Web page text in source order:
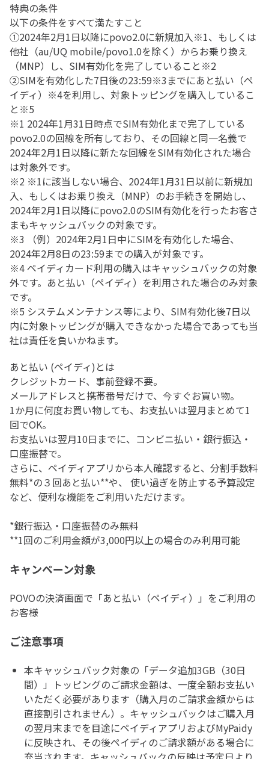
特典の条件
以下の条件をすべて満たすこと
①2024年2月1日以降にpovo2.0に新規加入※1、もしくは
他社（au/UQ mobile/povo1.0を除く）からお乗り換え
（MNP）し、SIM有効化を完了していること※2
②SIMを有効化した7日後の23:59※3までにあと払い（ペ
イディ）※4を利用し、対象トッピングを購入しているこ
と※5
※1 2024年1月31日時点でSIM有効化まで完了している
povo2.0の回線を所有しており、その回線と同一名義で
2024年2月1日以降に新たな回線をSIM有効化された場合
は対象外です。
※2 ※1に該当しない場合、2024年1月31日以前に新規加
入、もしくはお乗り換え（MNP）のお手続きを開始し、
2024年2月1日以降にpovo2.0のSIM有効化を行ったお客さ
まもキャッシュバックの対象です。
※3 （例）2024年2月1日中にSIMを有効化した場合、
2024年2月8日の23:59までの購入が対象です。
※4 ペイディカード利用の購入はキャッシュバックの対象
外です。あと払い（ペイディ）を利用された場合のみ対象
です。
※5 システムメンテナンス等により、SIM有効化後7日以
内に対象トッピングが購入できなかった場合であっても当
社は責任を負いかねます。
あと払い (ペイディ)とは
クレジットカード、事前登録不要。
メールアドレスと携帯番号だけで、今すぐお買い物。
1か月に何度お買い物しても、お支払いは翌月まとめて1
回でOK。
お支払いは翌月10日までに、コンビニ払い・銀行振込・
口座振替で。
さらに、ペイディアプリから本人確認すると、分割手数料
無料*の３回あと払い**や、 使い過ぎを防止する予算設定
など、便利な機能をご利用いただけます。
*銀行振込・口座振替のみ無料
**1回のご利用金額が3,000円以上の場合のみ利用可能
キャンペーン対象
POVOの決済画面で「あと払い（ペイディ）」をご利用の
お客様
ご注意事項
本キャッシュバック対象の「データ追加3GB（30日
間）」トッピングのご請求金額は、一度全額お支払い
いただく必要があります（購入月のご請求金額からは
直接割引されません）。キャッシュバックはご購入月
の翌月末までを目途にペイディアプリおよびMyPaidy
に反映され、その後ペイディのご請求額がある場合に